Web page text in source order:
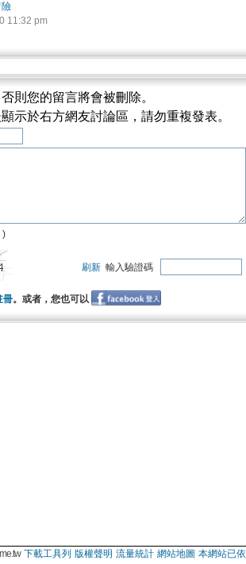
險
11:32 pm
否則您的留言將會被刪除。
示於右方網友討論區，請勿重複發表。
)
刷新 輸入驗證碼
冊。或者，您也可以
下載工具列 版權聲明 流量統計 網站地圖 本網站已